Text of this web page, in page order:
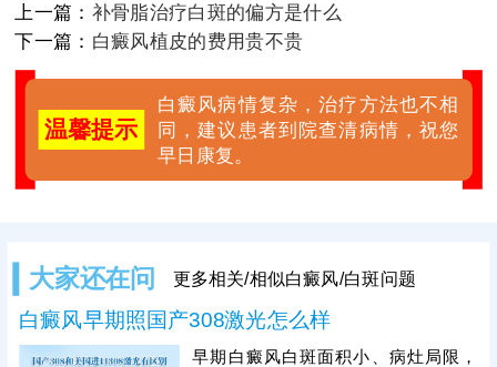
上一篇： 补骨脂治疗白斑的偏方是什么
下一篇： 白癜风植皮的费用贵不贵
温馨提示
白癜风病情复杂，治疗方法也不相
同，建议患者到院查清病情，祝您
早日康复。
大家还在问 更多相关/相似白癜风/白斑问题
白癜风早期照国产308激光怎么样
早期白癜风白斑面积小、病灶局限，